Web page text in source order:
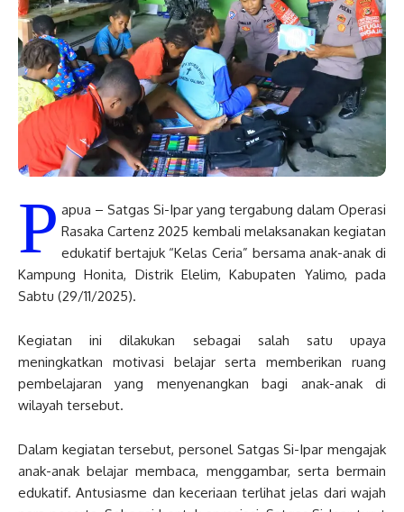
P apua – Satgas Si-Ipar yang tergabung dalam Operasi
Rasaka Cartenz 2025 kembali melaksanakan kegiatan
edukatif bertajuk “Kelas Ceria” bersama anak-anak di
Kampung Honita, Distrik Elelim, Kabupaten Yalimo, pada
Sabtu (29/11/2025).
Kegiatan ini dilakukan sebagai salah satu upaya
meningkatkan motivasi belajar serta memberikan ruang
pembelajaran yang menyenangkan bagi anak-anak di
wilayah tersebut.
Dalam kegiatan tersebut, personel Satgas Si-Ipar mengajak
anak-anak belajar membaca, menggambar, serta bermain
edukatif. Antusiasme dan keceriaan terlihat jelas dari wajah